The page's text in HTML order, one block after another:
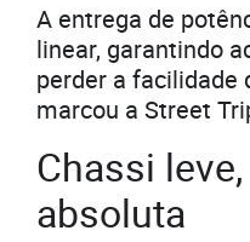
A entrega de
linear, garantindo
perder a facilidade
marcou a Street
Chassi
absoluta